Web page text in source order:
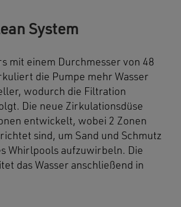
System
mit einem Durchmesser von 48
die Pumpe mehr Wasser
wodurch die Filtration
Die neue Zirkulationsdüse
entwickelt, wobei 2 Zonen
sind, um Sand und Schmutz
Whirlpools aufzuwirbeln. Die
das Wasser anschließend in